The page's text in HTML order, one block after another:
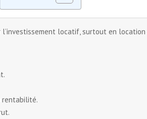
locatif, surtout en location
rentabilité.